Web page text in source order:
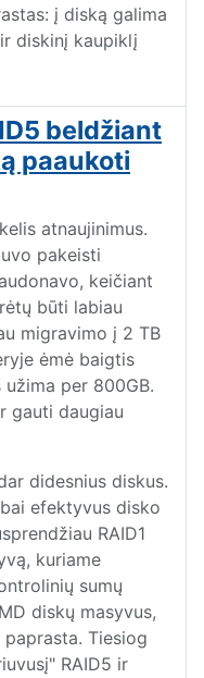
į diską galima
diskinį kaupiklį
beldžiant
paaukoti
atnaujinimus.
pakeisti
keičiant
būti labiau
migravimo į 2 TB
ėmė baigtis
per 800GB.
gauti daugiau
didesnius diskus.
efektyvus disko
RAID1
kuriame
sumų
diskų masyvus,
Tiesiog
RAID5 ir